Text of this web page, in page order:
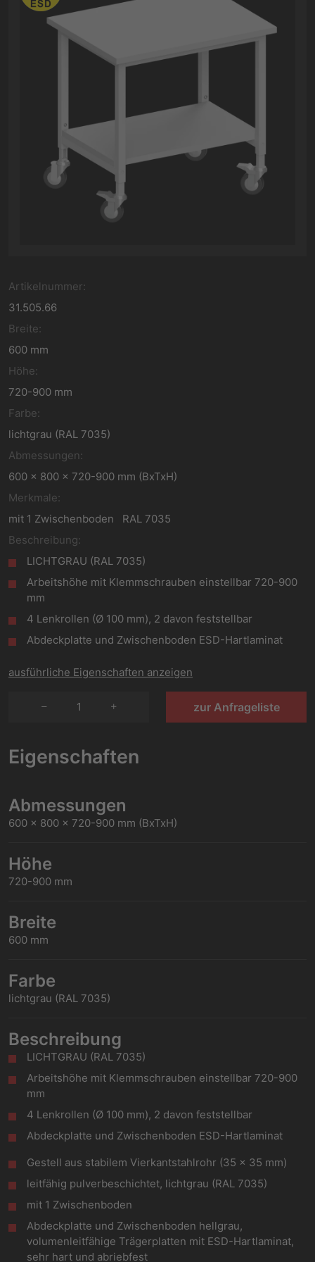
Artikelnummer:
31.505.66
Breite:
600 mm
Höhe:
720-900 mm
Farbe:
lichtgrau (RAL 7035)
Abmessungen:
600 x 800 x 720-900 mm (BxTxH)
Merkmale:
mit 1 Zwischenboden RAL 7035
Beschreibung:
LICHTGRAU (RAL 7035)
Arbeitshöhe mit Klemmschrauben einstellbar 720-900
mm
4 Lenkrollen (Ø 100 mm), 2 davon feststellbar
Abdeckplatte und Zwischenboden ESD-Hartlaminat
ausführliche Eigenschaften anzeigen
1 zur Anfrageliste
Eigenschaften
Abmessungen
600 x 800 x 720-900 mm (BxTxH)
Höhe
720-900 mm
Breite
600 mm
Farbe
lichtgrau (RAL 7035)
Beschreibung
LICHTGRAU (RAL 7035)
Arbeitshöhe mit Klemmschrauben einstellbar 720-900
mm
4 Lenkrollen (Ø 100 mm), 2 davon feststellbar
Abdeckplatte und Zwischenboden ESD-Hartlaminat
Gestell aus stabilem Vierkantstahlrohr (35 x 35 mm)
leitfähig pulverbeschichtet, lichtgrau (RAL 7035)
mit 1 Zwischenboden
Abdeckplatte und Zwischenboden hellgrau,
volumenleitfähige Trägerplatten mit ESD-Hartlaminat,
sehr hart und abriebfest